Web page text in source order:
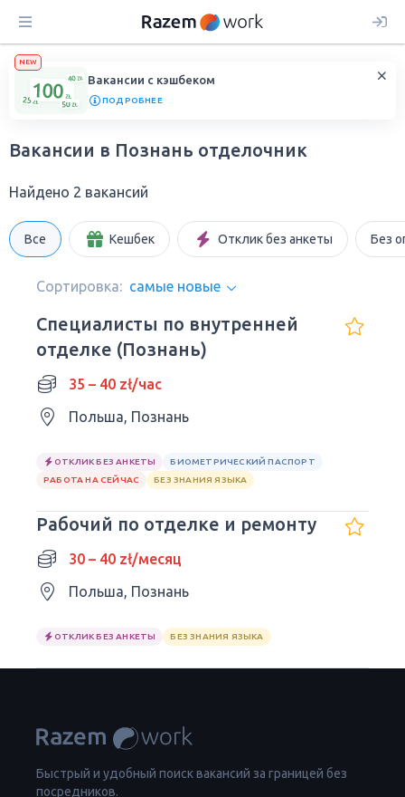
NEW
Вакансии с кэшбеком
ПОДРОБНЕЕ
Вакансии в Познань отделочник
Найдено 2 вакансий
Все Кешбек Отклик без анкеты Без
Сортировка: самые новые
Специалисты по внутренней
отделке (Познань)
35 – 40 zł/час
Польша, Познань
ОТКЛИК БЕЗ АНКЕТЫ
БИОМЕТРИЧЕСКИЙ ПАСПОРТ
РАБОТА НА СЕЙЧАС
БЕЗ ЗНАНИЯ ЯЗЫКА
Рабочий по отделке и ремонту
30 – 40 zł/месяц
Польша, Познань
ОТКЛИК БЕЗ АНКЕТЫ БЕЗ ЗНАНИЯ ЯЗЫКА
Быстрый и удобный поиск вакансий за границей без
посредников.